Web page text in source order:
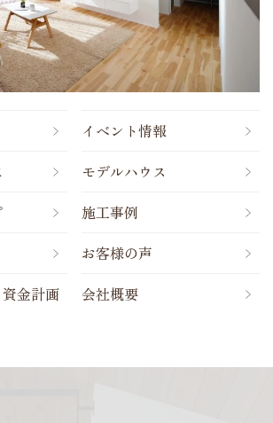
金計画
イベント情報
モデルハウス
施工事例
お客様の声
会社概要